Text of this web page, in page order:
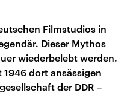
Filmstudios in
Dieser Mythos
wiederbelebt werden.
dort ansässigen
der DDR –